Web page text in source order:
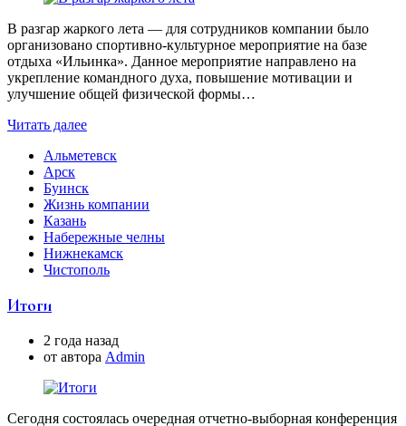
В разгар жаркого лета — для сотрудников компании было
организовано спортивно-культурное мероприятие на базе
отдыха «Ильинка». Данное мероприятие направлено на
укрепление командного духа, повышение мотивации и
улучшение общей физической формы…
Читать далее
Альметевск
Арск
Буинск
Жизнь компании
Казань
Набережные челны
Нижнекамск
Чистополь
Итоги
2 года назад
от автора Аdmin
Сегодня состоялась очередная отчетно-выборная конференция